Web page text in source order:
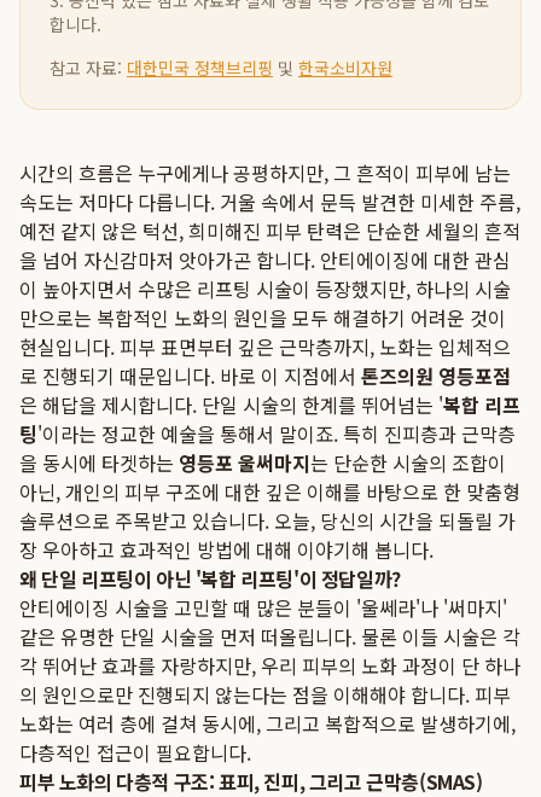
합니다.
참고 자료: 대한민국 정책브리핑 및 한국소비자원
시간의 흐름은 누구에게나 공평하지만, 그 흔적이 피부에 남는
속도는 저마다 다릅니다. 거울 속에서 문득 발견한 미세한 주름,
예전 같지 않은 턱선, 희미해진 피부 탄력은 단순한 세월의 흔적
을 넘어 자신감마저 앗아가곤 합니다. 안티에이징에 대한 관심
이 높아지면서 수많은 리프팅 시술이 등장했지만, 하나의 시술
만으로는 복합적인 노화의 원인을 모두 해결하기 어려운 것이
현실입니다. 피부 표면부터 깊은 근막층까지, 노화는 입체적으
로 진행되기 때문입니다. 바로 이 지점에서 톤즈의원 영등포점
은 해답을 제시합니다. 단일 시술의 한계를 뛰어넘는 '복합 리프
팅'이라는 정교한 예술을 통해서 말이죠. 특히 진피층과 근막층
을 동시에 타겟하는 영등포 울써마지는 단순한 시술의 조합이
아닌, 개인의 피부 구조에 대한 깊은 이해를 바탕으로 한 맞춤형
솔루션으로 주목받고 있습니다. 오늘, 당신의 시간을 되돌릴 가
장 우아하고 효과적인 방법에 대해 이야기해 봅니다.
왜 단일 리프팅이 아닌 '복합 리프팅'이 정답일까?
안티에이징 시술을 고민할 때 많은 분들이 '울쎄라'나 '써마지'
같은 유명한 단일 시술을 먼저 떠올립니다. 물론 이들 시술은 각
각 뛰어난 효과를 자랑하지만, 우리 피부의 노화 과정이 단 하나
의 원인으로만 진행되지 않는다는 점을 이해해야 합니다. 피부
노화는 여러 층에 걸쳐 동시에, 그리고 복합적으로 발생하기에,
다층적인 접근이 필요합니다.
피부 노화의 다층적 구조: 표피, 진피, 그리고 근막층(SMAS)